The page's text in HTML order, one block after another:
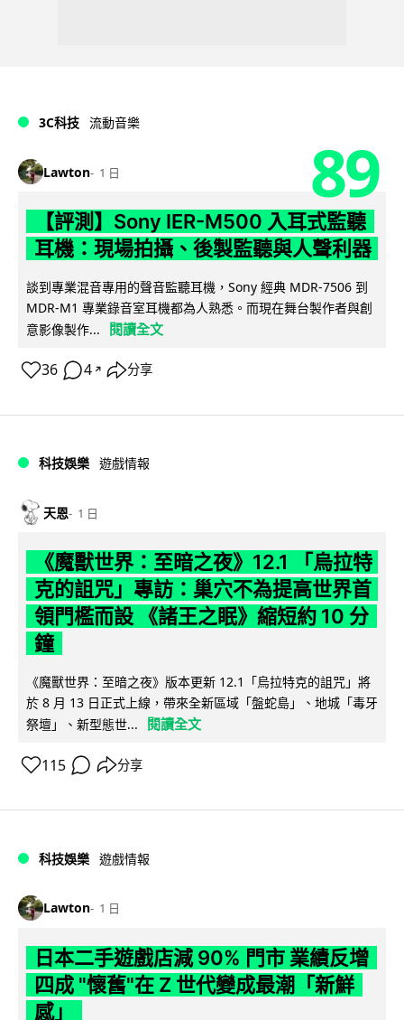
3C科技 流動音樂
Lawton 1 日 89
【評測】Sony IER-M500 入耳式監聽
耳機：現場拍攝、後製監聽與人聲利器
談到專業混音專用的聲音監聽耳機，Sony 經典 MDR-7506 到
MDR-M1 專業錄音室耳機都為人熟悉。而現在舞台製作者與創
意影像製作...
閱讀全文
36 4 ↗ 分享
科技娛樂 遊戲情報
天恩 1 日
《魔獸世界：至暗之夜》12.1 「烏拉特
克的詛咒」專訪：巢穴不為提高世界首
領門檻而設 《諸王之眠》縮短約 10 分
鐘
《魔獸世界：至暗之夜》版本更新 12.1「烏拉特克的詛咒」將
於 8 月 13 日正式上線，帶來全新區域「盤蛇島」、地城「毒牙
祭壇」、新型態世...
閱讀全文
115 分享
科技娛樂 遊戲情報
Lawton 1 日
日本二手遊戲店減 90% 門市 業績反增
四成 "懷舊"在 Z 世代變成最潮「新鮮
感」